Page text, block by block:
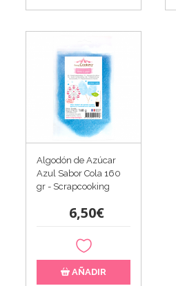
Algodón de Azúcar
Azul Sabor Cola 160
gr - Scrapcooking
6,50€
AÑADIR